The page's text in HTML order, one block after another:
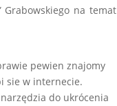
Grabowskiego na temat
pewien znajomy
sie w internecie.
do ukrócenia